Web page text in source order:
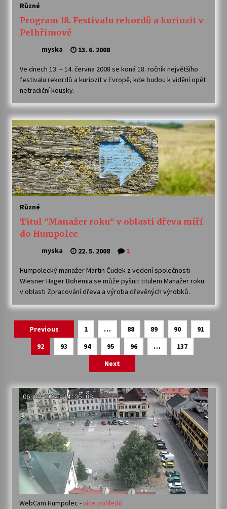
Různé
Program 18. Festivalu rekordů a kuriozit v
Pelhřimově
myska 13. 6. 2008
Ve dnech 13. – 14. června 2008 se koná 18. ročník největšího
festivalu rekordů a kuriozit v Evropě, kde budou k vidění opět
netradiční kousky.
Různé
Titul “Manažer roku“ v oblasti dřeva míří
do Humpolce
myska 22. 5. 2008 1
Humpolecký manažer Martin Čudek z vedení společnosti
Wiesner Hager Bohemia se může pyšnit titulem Manažer roku
v oblasti Zpracování dřeva a výroba dřevěných výrobků.
Navigace
příspěvky
Previous 1 … 88 89 90
91
92
93 94 95 96 …
137
Next
WebCam Humpolec -více pohledů